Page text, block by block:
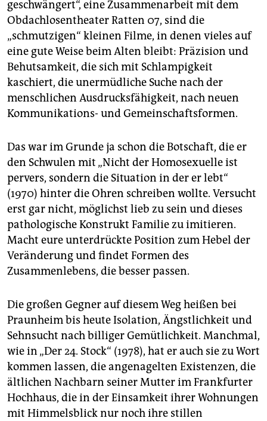
geschwängert“, eine Zusammenarbeit mit dem
Obdachlosentheater Ratten 07, sind die
„schmutzigen“ kleinen Filme, in denen vieles auf
eine gute Weise beim Alten bleibt: Präzision und
Behutsamkeit, die sich mit Schlampigkeit
kaschiert, die unermüdliche Suche nach der
menschlichen Ausdrucksfähigkeit, nach neuen
Kommunikations- und Gemeinschaftsformen.
Das war im Grunde ja schon die Botschaft, die er
den Schwulen mit „Nicht der Homosexuelle ist
pervers, sondern die Situation in der er lebt“
(1970) hinter die Ohren schreiben wollte. Versucht
erst gar nicht, möglichst lieb zu sein und dieses
pathologische Konstrukt Familie zu imitieren.
Macht eure unterdrückte Position zum Hebel der
Veränderung und findet Formen des
Zusammenlebens, die besser passen.
Die großen Gegner auf diesem Weg heißen bei
Praunheim bis heute Isolation, Ängstlichkeit und
Sehnsucht nach billiger Gemütlichkeit. Manchmal,
wie in „Der 24. Stock“ (1978), hat er auch sie zu Wort
kommen lassen, die angenagelten Existenzen, die
ältlichen Nachbarn seiner Mutter im Frankfurter
Hochhaus, die in der Einsamkeit ihrer Wohnungen
mit Himmelsblick nur noch ihre stillen